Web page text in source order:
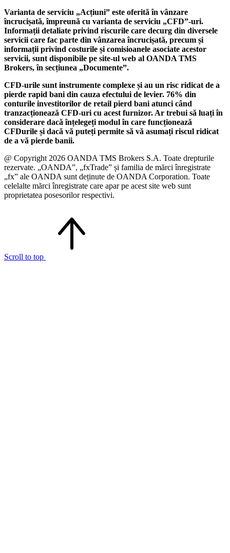
Varianta de serviciu „Acțiuni” este oferită în vânzare
încrucișată, împreună cu varianta de serviciu „CFD”-uri.
Informații detaliate privind riscurile care decurg din diversele
servicii care fac parte din vânzarea încrucișată, precum și
informații privind costurile și comisioanele asociate acestor
servicii, sunt disponibile pe site-ul web al OANDA TMS
Brokers, în secțiunea „Documente”.
CFD-urile sunt instrumente complexe și au un risc ridicat de a
pierde rapid bani din cauza efectului de levier. 76% din
conturile investitorilor de retail pierd bani atunci când
tranzacționează CFD-uri cu acest furnizor. Ar trebui să luați în
considerare dacă înțelegeți modul în care funcționează
CFDurile și dacă vă puteți permite să vă asumați riscul ridicat
de a vă pierde banii.
@ Copyright 2026 OANDA TMS Brokers S.A. Toate drepturile
rezervate. „OANDA”, „fxTrade” și familia de mărci înregistrate
„fx” ale OANDA sunt deținute de OANDA Corporation. Toate
celelalte mărci înregistrate care apar pe acest site web sunt
proprietatea posesorilor respectivi.
Scroll to top